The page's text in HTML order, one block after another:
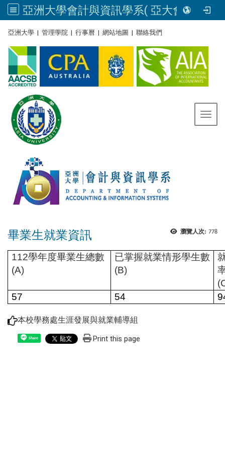
亞洲大學會計與資訊學系( 亞大會資系官網) | Asia University, Taiwan
亞洲大學 | 管理學院 | 行事曆 | 網站地圖 | 聯絡我們
瀏覽人次: 778
畢業生就業資訊
112學年度畢業生總數
(A)
已掌握就業情形學生數
(B)
57
54
本校學務處生涯發展與就業輔導組
Share Print this page